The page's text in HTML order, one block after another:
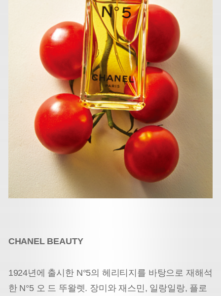
CHANEL BEAUTY
1924년에 출시한 N°5의 헤리티지를 바탕으로 재해석
한 N°5 오 드 뚜왈렛. 장미와 재스민, 일랑일랑, 플로